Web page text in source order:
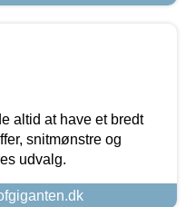
altid at have et bredt
snitmønstre og
udvalg.